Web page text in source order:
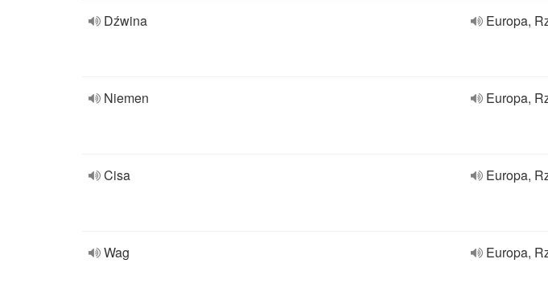
Dźwina Europa,
Niemen Europa,
Cisa Europa,
Wag Europa,